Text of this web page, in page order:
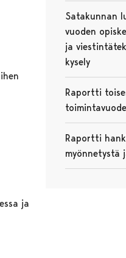
ja
Satakunnan
vuoden
ja
kysely
Raportti
Raportti
myönnetystä